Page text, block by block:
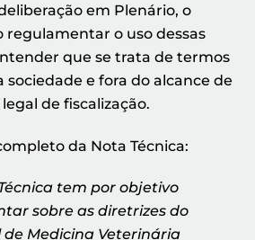
em Plenário, o
regulamentar o uso dessas
que se trata de termos
sociedade e fora do alcance de
de fiscalização.
da Nota Técnica:
tem por objetivo
sobre as diretrizes do
de Medicina Veterinária